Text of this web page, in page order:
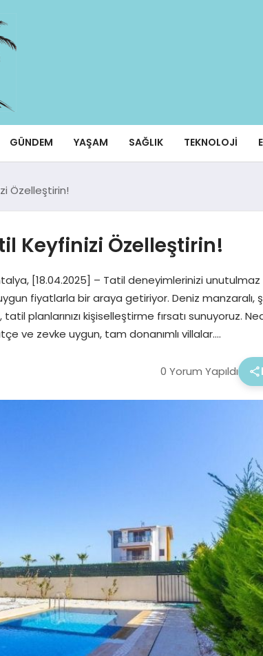
GÜNDEM YAŞAM SAĞLIK TEKNOLOJI
Özelleştirin!
Keyfinizi Özelleştirin!
[18.04.2025] – Tatil deneyimlerinizi unutulmaz
fiyatlarla bir araya getiriyor. Deniz manzaralı,
planlarınızı kişiselleştirme fırsatı sunuyoruz.
ve zevke uygun, tam donanımlı villalar….
0 Yorum Yapıldı